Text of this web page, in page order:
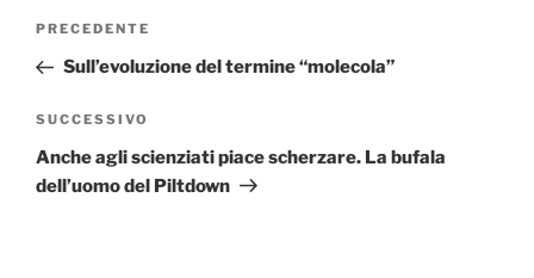
Navigazione
Articolo
precedente:
PRECEDENTE
Sull’evoluzione del termine “molecola”
Articolo
successivo
SUCCESSIVO
Anche agli scienziati piace scherzare. La bufala
dell’uomo del Piltdown